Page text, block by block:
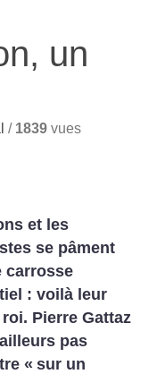
un
/ 1839 vues
et les
se pâment
carrosse
: voilà leur
Pierre Gattaz
pas
« sur un